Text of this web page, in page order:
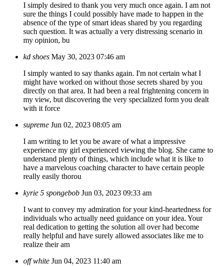
I simply desired to thank you very much once again. I am not
sure the things I could possibly have made to happen in the
absence of the type of smart ideas shared by you regarding
such question. It was actually a very distressing scenario in
my opinion, bu
kd shoes May 30, 2023 07:46 am
I simply wanted to say thanks again. I'm not certain what I
might have worked on without those secrets shared by you
directly on that area. It had been a real frightening concern in
my view, but discovering the very specialized form you dealt
with it force
supreme Jun 02, 2023 08:05 am
I am writing to let you be aware of what a impressive
experience my girl experienced viewing the blog. She came to
understand plenty of things, which include what it is like to
have a marvelous coaching character to have certain people
really easily thorou
kyrie 5 spongebob Jun 03, 2023 09:33 am
I want to convey my admiration for your kind-heartedness for
individuals who actually need guidance on your idea. Your
real dedication to getting the solution all over had become
really helpful and have surely allowed associates like me to
realize their am
off white Jun 04, 2023 11:40 am